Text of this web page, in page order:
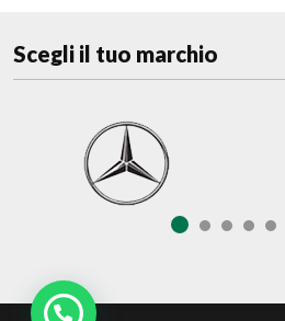
Scegli il tuo marchio